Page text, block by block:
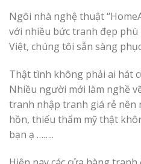
Ngôi nhà nghệ thuật
với nhiều bức tranh đẹp
Việt, chúng tôi sẵn sàng
Thật tình không phải ai hát
Nhiều người mới làm nghề
tranh nhập tranh giá rẻ nên
hồn, thiếu thẩm mỹ thật
bạn ạ ……..